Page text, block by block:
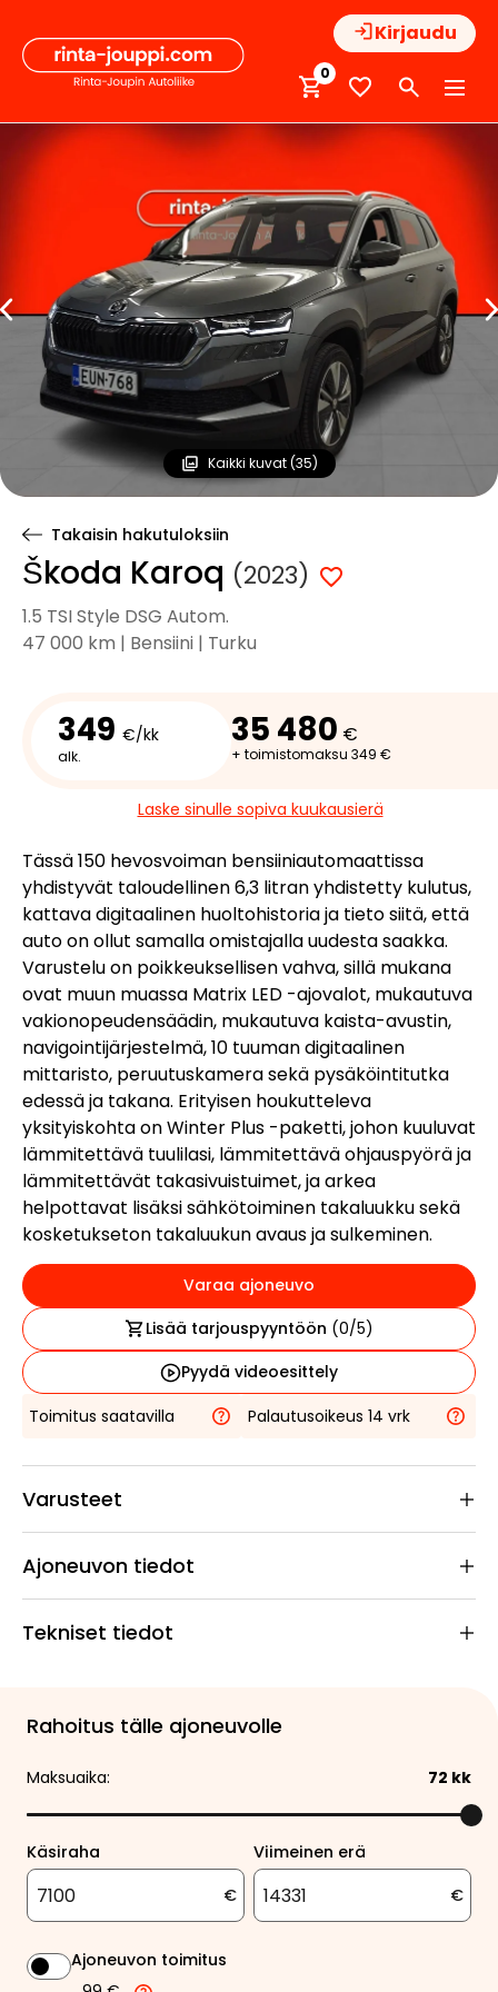
sisältöön
Kirjaudu
0
Kaikki kuvat (35)
Takaisin hakutuloksiin
Škoda Karoq (2023)
1.5 TSI Style DSG Autom.
47 000 km | Bensiini | Turku
349 €/kk
alk.
35 480 €
+ toimistomaksu 349 €
Laske sinulle sopiva kuukausierä
Tässä 150 hevosvoiman bensiiniautomaattissa
yhdistyvät taloudellinen 6,3 litran yhdistetty kulutus,
kattava digitaalinen huoltohistoria ja tieto siitä, että
auto on ollut samalla omistajalla uudesta saakka.
Varustelu on poikkeuksellisen vahva, sillä mukana
ovat muun muassa Matrix LED -ajovalot, mukautuva
vakionopeudensäädin, mukautuva kaista-avustin,
navigointijärjestelmä, 10 tuuman digitaalinen
mittaristo, peruutuskamera sekä pysäköintitutka
edessä ja takana. Erityisen houkutteleva
yksityiskohta on Winter Plus -paketti, johon kuuluvat
lämmitettävä tuulilasi, lämmitettävä ohjauspyörä ja
lämmitettävät takasivuistuimet, ja arkea
helpottavat lisäksi sähkötoiminen takaluukku sekä
kosketukseton takaluukun avaus ja sulkeminen.
Varaa ajoneuvo
Lisää tarjouspyyntöön (0/5)
Pyydä videoesittely
Toimitus saatavilla
Palautusoikeus 14 vrk
Varusteet
Ajoneuvon tiedot
Tekniset tiedot
Rahoitus tälle ajoneuvolle
Maksuaika: 72 kk
Käsiraha
€
Viimeinen erä
€
Ajoneuvon toimitus